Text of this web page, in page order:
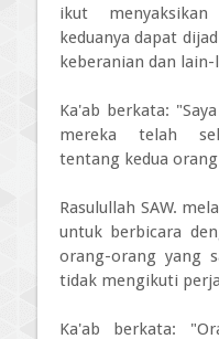
ikut
keduanya dapat
keberanian dan lain-
Ka'ab berkata:
mereka telah
tentang kedua
Rasulullah SAW.
untuk berbicara
orang-orang yang
tidak mengikuti
Ka'ab berkata: